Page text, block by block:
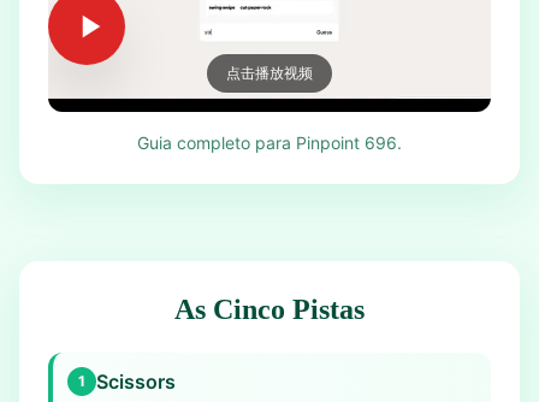
点击播放视频
Guia completo para Pinpoint 696.
As Cinco Pistas
1 Scissors